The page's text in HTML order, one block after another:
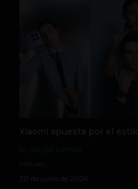
Xiaomi apuesta por el
30 de junio de 2026